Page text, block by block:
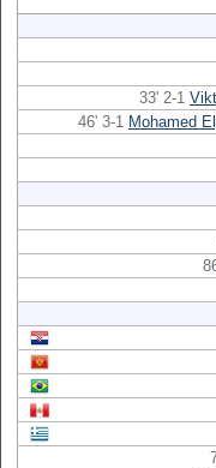
33' 2-1
46' 3-1 Mohamed